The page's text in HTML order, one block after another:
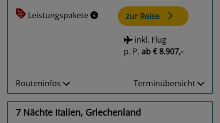
Leistungspakete
zur Reise
inkl. Flug
p. P. ab€ 8.907,-
Routeninfos Terminübersicht
7 Nächte Italien, Griechenland